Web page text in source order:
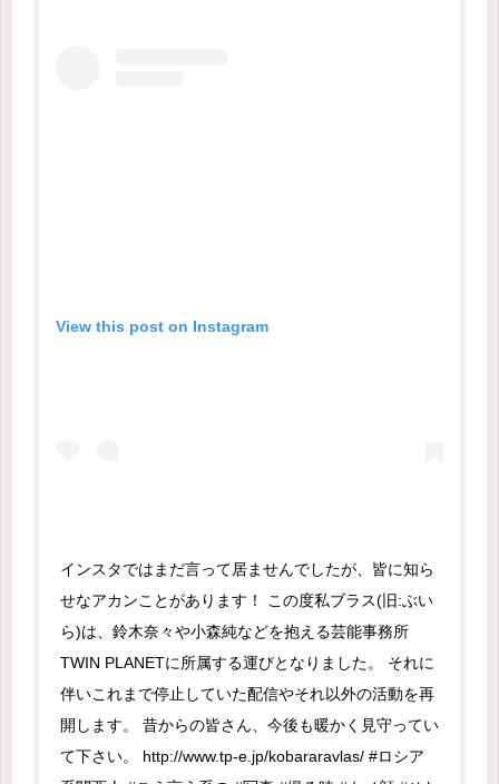
View this post on Instagram
インスタではまだ言って居ませんでしたが、皆に知ら
せなアカンことがあります！ この度私ブラス(旧:ぶい
ら)は、鈴木奈々や小森純などを抱える芸能事務所
TWIN PLANETに所属する運びとなりました。 それに
伴いこれまで停止していた配信やそれ以外の活動を再
開します。 昔からの皆さん、今後も暖かく見守ってい
て下さい。 http://www.tp-e.jp/kobararavlas/ #ロシア